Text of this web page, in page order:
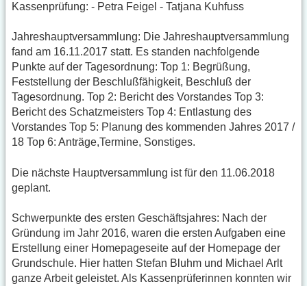
Kassenprüfung: - Petra Feigel - Tatjana Kuhfuss
Jahreshauptversammlung: Die Jahreshauptversammlung
fand am 16.11.2017 statt. Es standen nachfolgende
Punkte auf der Tagesordnung: Top 1: Begrüßung,
Feststellung der Beschlußfähigkeit, Beschluß der
Tagesordnung. Top 2: Bericht des Vorstandes Top 3:
Bericht des Schatzmeisters Top 4: Entlastung des
Vorstandes Top 5: Planung des kommenden Jahres 2017 /
18 Top 6: Anträge,Termine, Sonstiges.
Die nächste Hauptversammlung ist für den 11.06.2018
geplant.
Schwerpunkte des ersten Geschäftsjahres: Nach der
Gründung im Jahr 2016, waren die ersten Aufgaben eine
Erstellung einer Homepageseite auf der Homepage der
Grundschule. Hier hatten Stefan Bluhm und Michael Arlt
ganze Arbeit geleistet. Als Kassenprüferinnen konnten wir